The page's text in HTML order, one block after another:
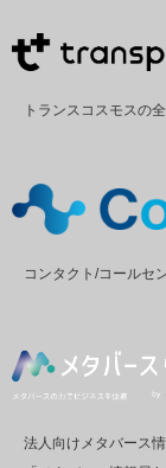
トランスコスモスの
コンタクト/コールセ
法人向けメタバース